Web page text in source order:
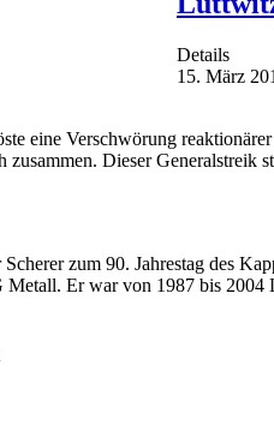
Details
15. März
eine Verschwörung
Dieser Generalstreik
zum 90. Jahrestag des
Metall. Er war von 1987 bis